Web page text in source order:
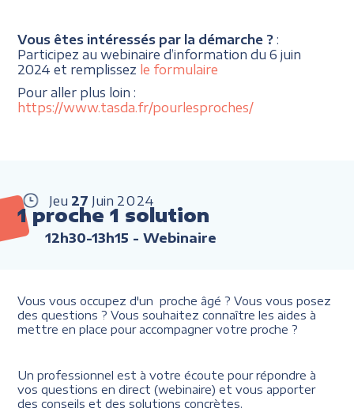
Vous êtes intéressés par la démarche ? :
Participez au webinaire d’information du 6 juin
2024 et remplissez le formulaire
Pour aller plus loin :
https://www.tasda.fr/pourlesproches/
Jeu 27 Juin 2024
1 proche 1 solution
12h30-13h15 - Webinaire
Vous vous occupez d'un proche âgé ? Vous vous posez
des questions ? Vous souhaitez connaître les aides à
mettre en place pour accompagner votre proche ?
Un professionnel est à votre écoute pour répondre à
vos questions en direct (webinaire) et vous apporter
des conseils et des solutions concrètes.